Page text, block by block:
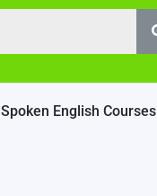
Spoken English Courses